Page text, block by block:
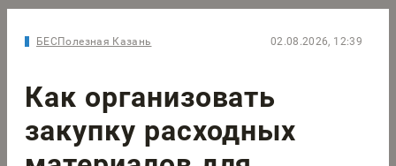
БЕСПолезная Казань 02.08.2026, 12:39
Как организовать
закупку расходных